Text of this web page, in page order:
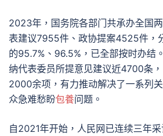
2023年，国务院各部门共承办全国
表建议7955件、政协提案4525件，
的95.7%、96.5%，已全部按时办结
纳代表委员所提意见建议近4700条
2000余项，有力推动解决了一系列
众急难愁盼包養问题。
自2021年开始，人民网已连续三年